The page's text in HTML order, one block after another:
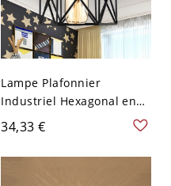
Lampe Plafonnier
Industriel Hexagonal en
Métal Noir avec Design de
Cage pour Salon Semi-
Encastré
34,33 €